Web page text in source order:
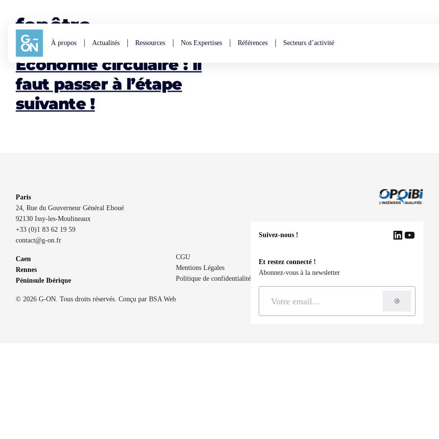
À propos Actualités Ressources Nos Expertises Références Secteurs d’activité
fenêtre
Économie circulaire : il
faut passer à l’étape
suivante !
Paris
24, Rue du Gouverneur Général Eboué
92130 Issy-les-Moulineaux
+33 (0)1 83 62 19 59
contact@g-on.fr
Caen
Rennes
Péninsule Ibérique
© 2026 G-ON. Tous droits réservés. Conçu par BSA Web
CGU
Mentions Légales
Politique de confidentialité
Suivez-nous ! LinkedIn
Et restez connecté !
Abonnez-vous à la newsletter